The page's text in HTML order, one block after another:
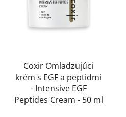
Coxir Omladzujúci
krém s EGF a peptidmi
- Intensive EGF
Peptides Cream - 50 ml